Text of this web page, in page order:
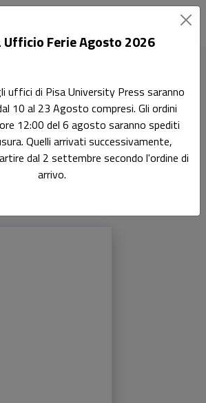
filologico-letterarie e storico-artistiche
10/SPAN-01
Spagnola
Ufficio Ferie Agosto 2026
uffici di Pisa University Press saranno
10 al 23 Agosto compresi. Gli ordini
12:00 del 6 agosto saranno spediti
Quelli arrivati successivamente,
dal 2 settembre secondo l'ordine di
arrivo.